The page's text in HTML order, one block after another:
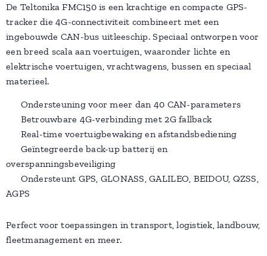
De Teltonika FMC150 is een krachtige en compacte GPS-
tracker die 4G-connectiviteit combineert met een
ingebouwde CAN-bus uitleeschip. Speciaal ontworpen voor
een breed scala aan voertuigen, waaronder lichte en
elektrische voertuigen, vrachtwagens, bussen en speciaal
materieel.
✅ Ondersteuning voor meer dan 40 CAN-parameters
✅ Betrouwbare 4G-verbinding met 2G fallback
✅ Real-time voertuigbewaking en afstandsbediening
✅ Geïntegreerde back-up batterij en
overspanningsbeveiliging
✅ Ondersteunt GPS, GLONASS, GALILEO, BEIDOU, QZSS,
AGPS
Perfect voor toepassingen in transport, logistiek, landbouw,
fleetmanagement en meer.